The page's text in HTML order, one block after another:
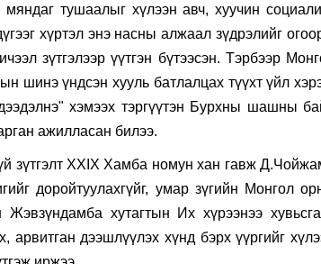
тушаалыг хүлээн авч, хуучин
хүртэл энэ насны алжаал зүдрэлийг
зүтгэлээр үүтгэн бүтээсэн. Тэрбээр
шинэ үндсэн хууль батлалцах түүхт үйл
хэмээх тэргүүтэн Бурхны шашны
ажилласан билээ.
зүтгэлт XXIX Хамба номун хан гавж
доройтуулахгүйг, умар зүгийн Монгол
хутагтын Их хүрээнээ
арвитган дээшлүүлэх хүнд бэрх үүргийг